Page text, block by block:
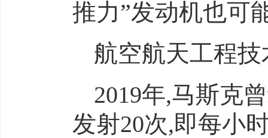
推力”发动机也可
航空航天工程
2019年,马斯克
发射20次,即每小